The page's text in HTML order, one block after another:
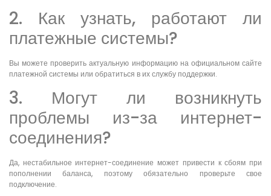
2. Как узнать, работают ли
платежные системы?
Вы можете проверить актуальную информацию на официальном сайте
платежной системы или обратиться в их службу поддержки.
3. Могут ли возникнуть
проблемы из-за интернет-
соединения?
Да, нестабильное интернет-соединение может привести к сбоям при
пополнении баланса, поэтому обязательно проверьте свое
подключение.